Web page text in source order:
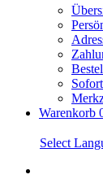
Warenkorb
Select